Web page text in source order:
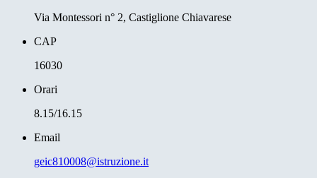
Via Montessori n° 2, Castiglione Chiavarese
CAP
16030
Orari
8.15/16.15
Email
geic810008@istruzione.it